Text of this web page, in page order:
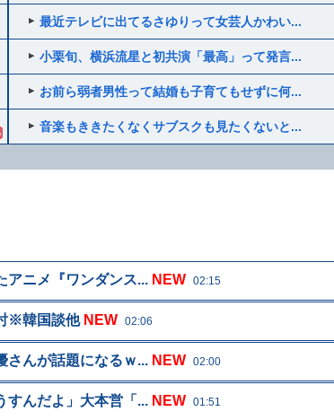
最近テレビに出てるさゆりって女芸人かわい...
小栗旬、横浜流星と初共演「最高」って発言...
お前ら弱者男性って結婚も子育てもせずに何...
音楽もききたくなくサブスクも見たくないと...
アニメ『ワンダンス... NEW 02:15
※韓国談他 NEW 02:06
さんが話題になるｗ... NEW 02:00
すんだよ」大本営「... NEW 01:51